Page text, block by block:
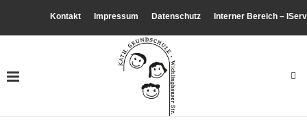
Kontakt Impressum Datenschutz Interner Bereich – IServ